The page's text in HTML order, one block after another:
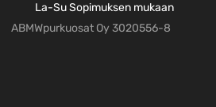
La-Su Sopimuksen mukaan
ABMWpurkuosat Oy 3020556-8